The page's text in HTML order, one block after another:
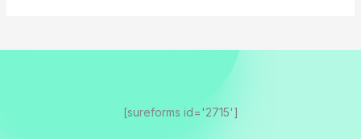
[sureforms id='2715']